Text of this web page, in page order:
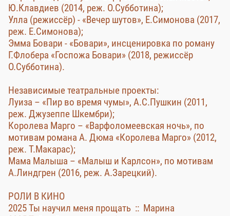
Ю.Клавдиев (2014, реж. О.Субботина);
Улла (режиссёр) - «Вечер шутов», Е.Симонова (2017,
реж. Е.Симонова);
Эмма Бовари - «Бовари», инсценировка по роману
Г.Флобера «Госпожа Бовари» (2018, режиссёр
О.Субботина).
Независимые театральные проекты:
Луиза – «Пир во время чумы», А.С.Пушкин (2011,
реж. Джузеппе Шкембри);
Королева Марго – «Варфоломеевская ночь», по
мотивам романа А. Дюма «Королева Марго» (2012,
реж. Т.Макарас);
Мама Малыша – «Малыш и Карлсон», по мотивам
А.Линдгрен (2016, реж. А.Зарецкий).
РОЛИ В КИНО
2025 Ты научил меня прощать :: Марина